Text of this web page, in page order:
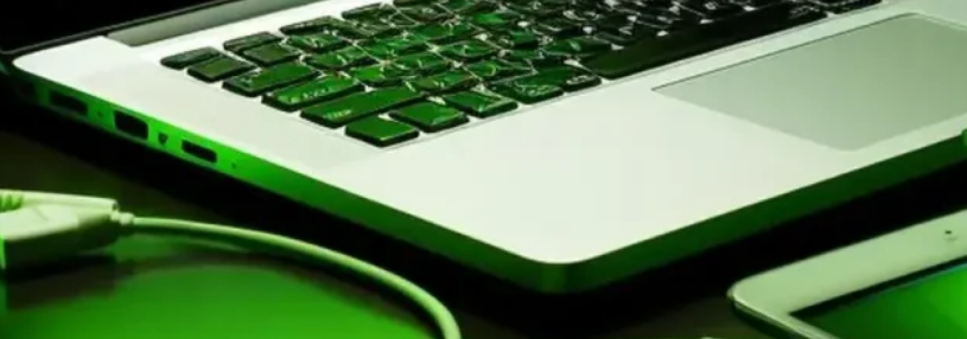
Otimização de Performance
Aplicativos de produtividade
Armazenamento em nuvem
Dispositivos domésticos